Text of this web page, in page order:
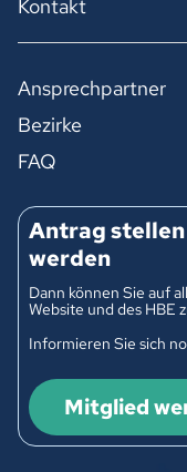
Kontakt
Ansprechpartner
Bezirke
FAQ
Antrag
werden
Dann können Sie auf
Website und des HBE
Informieren Sie sich
Mitglied